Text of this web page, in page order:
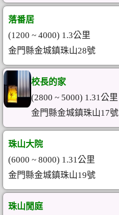
落番居
(1200 ~ 4000) 1.3公里
金門縣金城鎮珠山28號
校長的家
(2800 ~ 5000) 1.31公里
金門縣金城鎮珠山17號
珠山大院
(6000 ~ 8000) 1.31公里
金門縣金城鎮珠山19號
珠山閒庭